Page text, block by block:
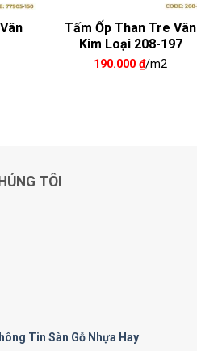
Tấm Ốp Than Tre Vân
Kim Loại 208-197
190.000₫/m2
TÔI
Tin Sàn Gỗ Nhựa Hay